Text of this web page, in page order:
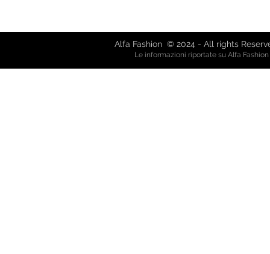
Alfa Fashion © 2024 - All rights
Le informazioni riportate su Alfa